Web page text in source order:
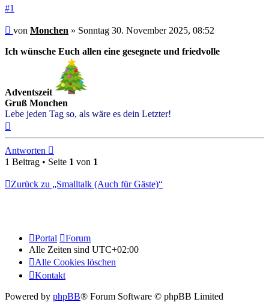
#1
Beitrag
von Monchen » Sonntag 30. November 2025, 08:52
Ich wünsche Euch allen eine gesegnete und friedvolle
Adventszeit
Gruß Monchen
Lebe jeden Tag so, als wäre es dein Letzter!
Antworten
1 Beitrag • Seite 1 von 1
Zurück zu „Smalltalk (Auch für Gäste)“
Portal
Forum
Alle Zeiten sind UTC+02:00
Alle Cookies löschen
Kontakt
Powered by phpBB® Forum Software © phpBB Limited